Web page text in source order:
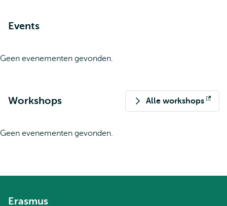
Events
Geen evenementen gevonden.
Workshops Alle workshops
Opent
Geen evenementen gevonden.
Erasmus